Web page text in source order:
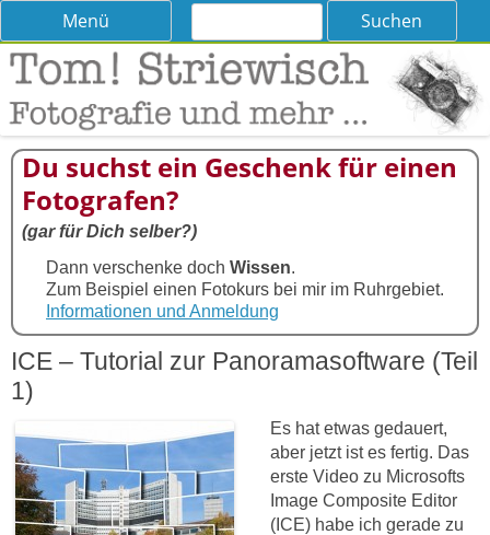
Tom! Striewisch – Fotografieren
lernen
Tipps und Tricks und Meinungen zur Fotografie
Menü
Skip
content
Suchen
Du suchst ein Geschenk für einen
Fotografen?
(gar für Dich selber?)
Dann verschenke doch Wissen.
Zum Beispiel einen Fotokurs bei mir im Ruhrgebiet.
Informationen und Anmeldung
ICE – Tutorial zur Panoramasoftware (Teil
1)
Es hat etwas gedauert,
aber jetzt ist es fertig. Das
erste Video zu Microsofts
Image Composite Editor
(ICE) habe ich gerade zu